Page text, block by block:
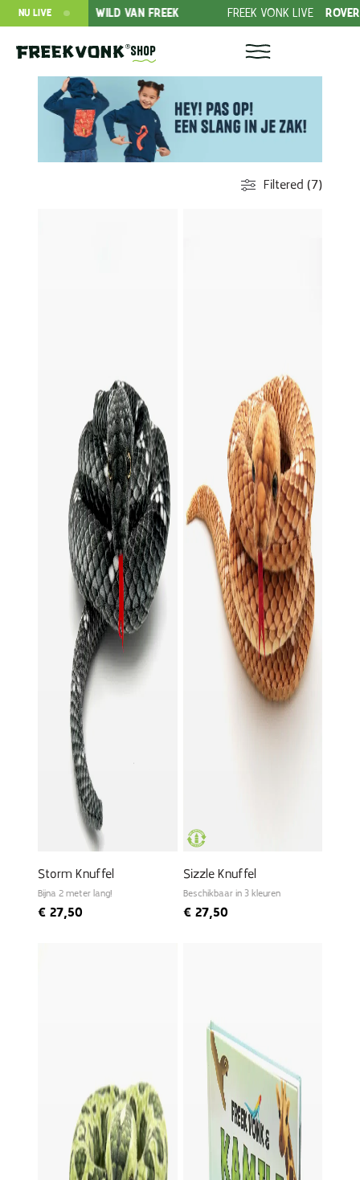
WILD VAN FREEK FREEK VONK LIVE ROVERS IN
NU LIVE
Shop
Filtered (7)
Storm Knuffel
Bijna 2 meter lang!
€ 27,50
Sizzle Knuffel
Beschikbaar in 3 kleuren
€27,50